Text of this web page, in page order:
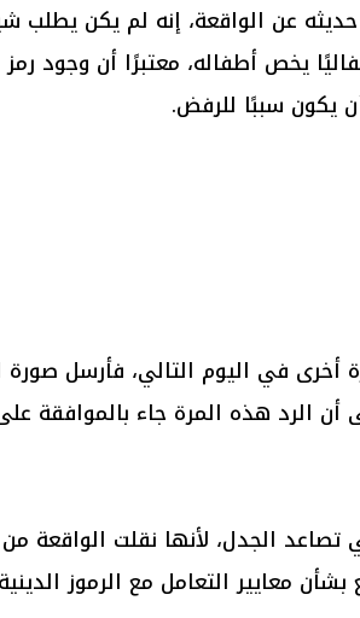
عن الواقعة، إنه لم يكن يطلب
يخص أطفاله، معتبرًا أن وجود
يكون سببًا للرفض.
أخرى في اليوم التالي، فأرسل
الرد هذه المرة جاء بالموافقة
الجدل، لأنها نقلت الواقعة
معايير التعامل مع الرموز الدينية